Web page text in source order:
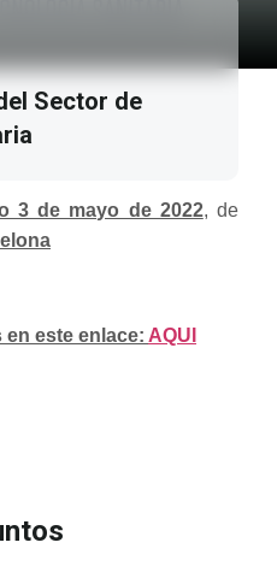
Sector de
3 de mayo de 2022, de
este enlace: AQUI